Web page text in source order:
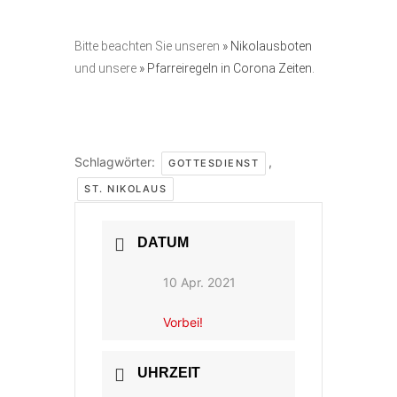
Bitte beachten Sie unseren » Nikolausboten
und unsere » Pfarreiregeln in Corona Zeiten.
Schlagwörter: GOTTESDIENST ,
ST. NIKOLAUS
DATUM
10 Apr. 2021
Vorbei!
UHRZEIT